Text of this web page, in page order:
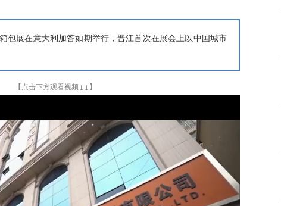
包展在意大利加答如期举行，晋江首次在展会上以中国城市
【点击下方观看视频↓↓】